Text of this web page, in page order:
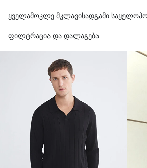
ყველამოკლე მკლავისადგამი საყელო
ფილტრაცია და დალაგება